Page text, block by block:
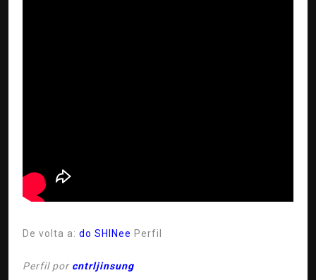
De volta a: do SHINee Perfil
Perfil por cntrljinsung